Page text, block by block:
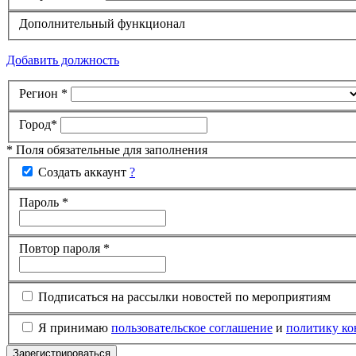
Дополнительный функционал
Добавить должность
Регион *
Город*
* Поля обязательные для заполнения
Создать аккаунт ?
Пароль *
Повтор пароля *
Подписаться на рассылки новостей по мероприятиям
Я принимаю пользовательское соглашение и политику
Зарегистрироваться